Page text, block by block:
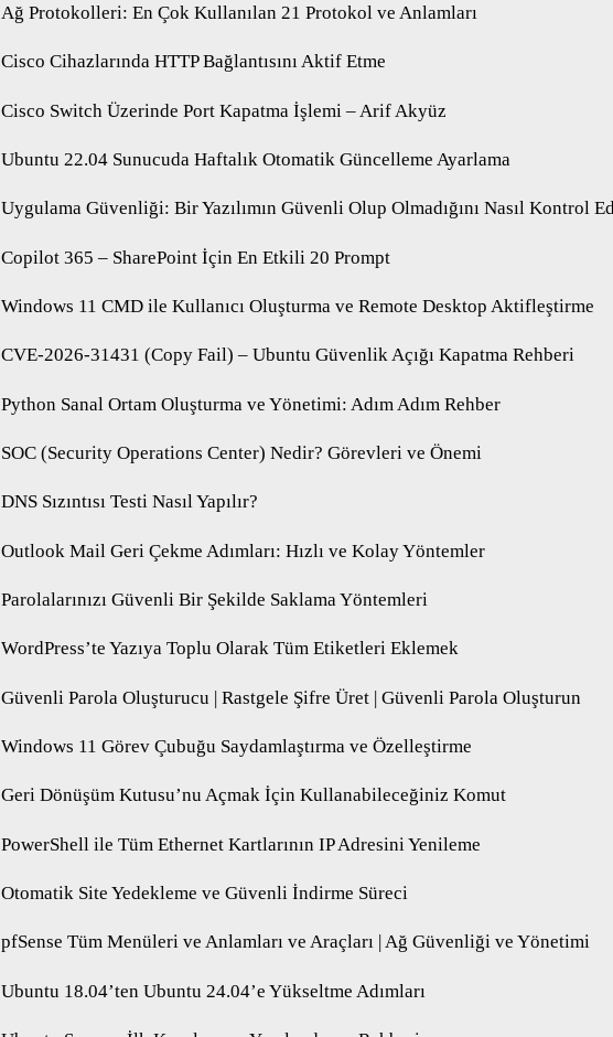
Ağ Protokolleri: En Çok Kullanılan 21 Protokol ve Anlamları
Cisco Cihazlarında HTTP Bağlantısını Aktif Etme
Cisco Switch Üzerinde Port Kapatma İşlemi – Arif Akyüz
Ubuntu 22.04 Sunucuda Haftalık Otomatik Güncelleme Ayarlama
Uygulama Güvenliği: Bir Yazılımın Güvenli Olup Olmadığını Nasıl Kontrol
Copilot 365 – SharePoint İçin En Etkili 20 Prompt
Windows 11 CMD ile Kullanıcı Oluşturma ve Remote Desktop Aktifleştirme
CVE-2026-31431 (Copy Fail) – Ubuntu Güvenlik Açığı Kapatma Rehberi
Python Sanal Ortam Oluşturma ve Yönetimi: Adım Adım Rehber
SOC (Security Operations Center) Nedir? Görevleri ve Önemi
DNS Sızıntısı Testi Nasıl Yapılır?
Outlook Mail Geri Çekme Adımları: Hızlı ve Kolay Yöntemler
Parolalarınızı Güvenli Bir Şekilde Saklama Yöntemleri
WordPress’te Yazıya Toplu Olarak Tüm Etiketleri Eklemek
Güvenli Parola Oluşturucu | Rastgele Şifre Üret | Güvenli Parola Oluşturun
Windows 11 Görev Çubuğu Saydamlaştırma ve Özelleştirme
Geri Dönüşüm Kutusu’nu Açmak İçin Kullanabileceğiniz Komut
PowerShell ile Tüm Ethernet Kartlarının IP Adresini Yenileme
Otomatik Site Yedekleme ve Güvenli İndirme Süreci
pfSense Tüm Menüleri ve Anlamları ve Araçları | Ağ Güvenliği ve Yönetimi
Ubuntu 18.04’ten Ubuntu 24.04’e Yükseltme Adımları